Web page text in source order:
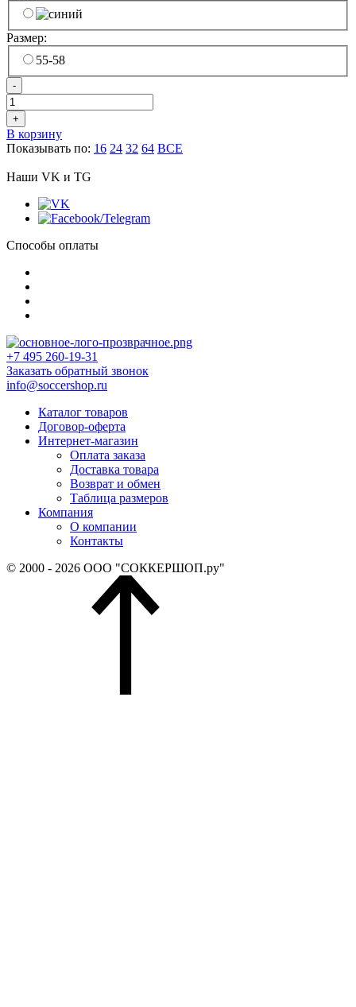
Размер:
55-58
-
+
В корзину
Показывать по: 16 24 32 64 ВСЕ
Наши VK и TG
Способы оплаты
+7 495 260-19-31
Заказать обратный звонок
info@soccershop.ru
Каталог товаров
Договор-оферта
Интернет-магазин
Оплата заказа
Доставка товара
Возврат и обмен
Таблица размеров
Компания
О компании
Контакты
© 2000 - 2026 ООО "СОККЕРШОП.ру"